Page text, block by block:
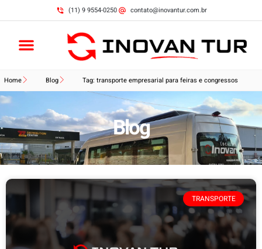
(11) 9 9554-0250 contato@inovantur.com.br
Home Blog Tag: transporte empresarial para feiras e congressos
Blog
TRANSPORTE